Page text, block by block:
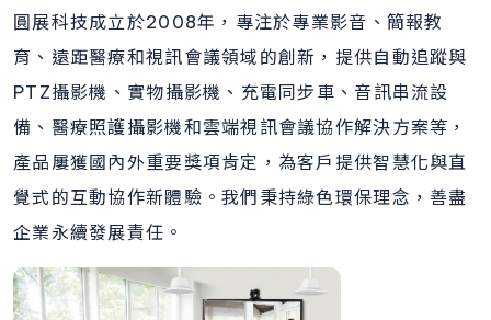
圓展科技成立於2008年，專注於專業影音、簡報教
育、遠距醫療和視訊會議領域的創新，提供自動追蹤與
PTZ攝影機、實物攝影機、充電同步車、音訊串流設
備、醫療照護攝影機和雲端視訊會議協作解決方案等，
產品屢獲國內外重要獎項肯定，為客戶提供智慧化與直
覺式的互動協作新體驗。我們秉持綠色環保理念，善盡
企業永續發展責任。